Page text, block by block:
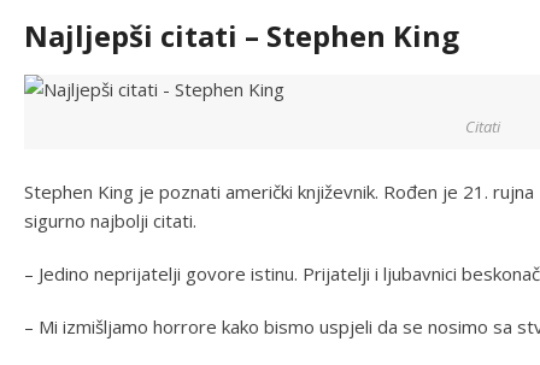
Najljepši citati – Stephen King
Citati
Stephen King je poznati američki književnik. Rođen je 21.
sigurno najbolji citati.
– Jedino neprijatelji govore istinu. Prijatelji i ljubavnici
– Mi izmišljamo horrore kako bismo uspjeli da se nosimo sa